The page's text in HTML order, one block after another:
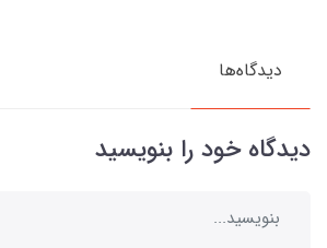
دیدگاه‌ها
دیدگاه خود را بنویسید